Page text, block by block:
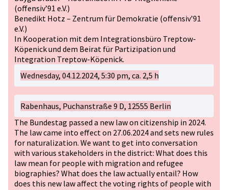
(offensiv’91 e.V.)
Benedikt Hotz – Zentrum für Demokratie (offensiv’91
e.V.)
In Kooperation mit dem Integrationsbüro Treptow-
Köpenick und dem Beirat für Partizipation und
Integration Treptow-Köpenick.
Wednesday, 04.12.2024, 5:30 pm, ca. 2,5 h
Rabenhaus, Puchanstraße 9 D, 12555 Berlin
The Bundestag passed a new law on citizenship in 2024.
The law came into effect on 27.06.2024 and sets new rules
for naturalization. We want to get into conversation
with various stakeholders in the district: What does this
law mean for people with migration and refugee
biographies? What does the law actually entail? How
does this new law affect the voting rights of people with